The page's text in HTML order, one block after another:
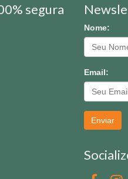
segura
Nome:
Email:
Enviar